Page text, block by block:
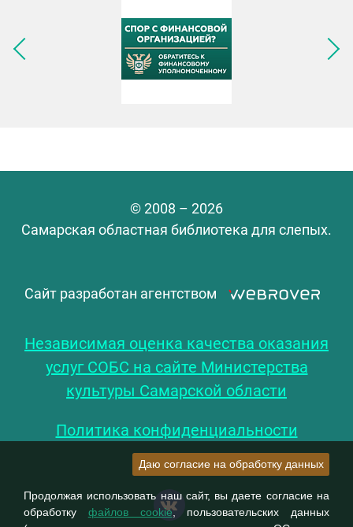
Следующее изображение
© 2008 – 2026
Самарская областная библиотека для слепых.
Сайт разработан агентством
Независимая оценка качества оказания
услуг СОБС на сайте Министерства
культуры Самарской области
Политика конфиденциальности
Даю согласие на обработку данных
Продолжая использовать наш сайт, вы даете согласие на
обработку файлов cookie, пользовательских данных